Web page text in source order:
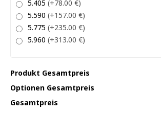
5.405 (+78.00 €)
5.590 (+157.00 €)
5.775 (+235.00 €)
5.960 (+313.00 €)
Produkt Gesamtpreis
Optionen Gesamtpreis
Gesamtpreis